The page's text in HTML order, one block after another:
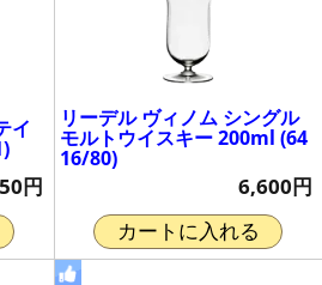
イ
円
リーデル ヴィノム シングル
モルトウイスキー 200ml (64
16/80)
6,600円
カートに入れる